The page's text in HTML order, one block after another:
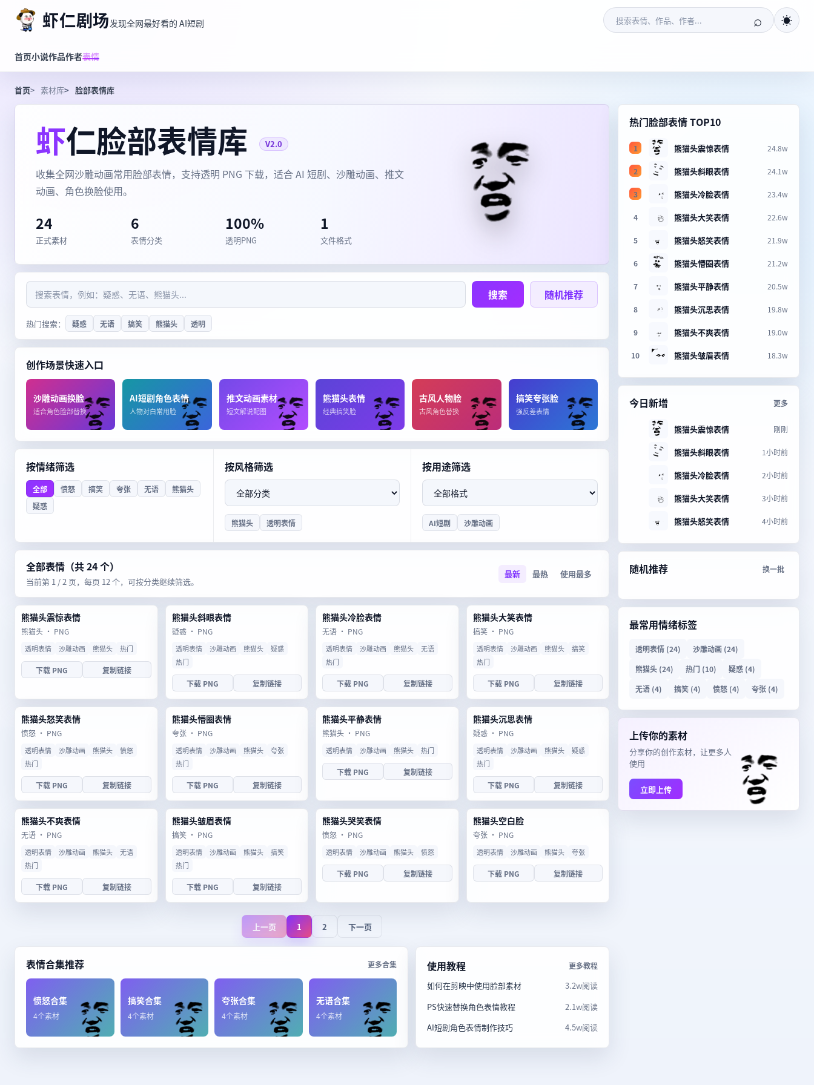
虾仁剧场发现全网最好看的 AI短剧
首页小说作品作者表情
⌕ ☀
首页 素材库 脸部表情库
虾仁脸部表情库 V2.0
收集全网沙雕动画常用脸部表情，支持透明 PNG 下载，适合 AI 短剧、沙雕动画、推文
动画、角色换脸使用。
24
正式素材
6
表情分类
100%
透明PNG
1
文件格式
搜
索
表
情
搜索 随机推荐
热门搜索： 疑惑 无语 搞笑 熊猫头 透明
创作场景快速入口
沙雕动画换脸
适合角色脸部替换
AI短剧角色表情
人物对白常用脸
推文动画素材
短文解说配图
熊猫头表情
经典搞笑脸
古风人物脸
古风角色替换
搞笑夸张脸
强反差表情
按情绪筛选
全部 愤怒 搞笑 夸张 无语
熊猫头
疑惑
按风格筛选
分
类
熊猫头 透明表情
按用途筛选
格
式
AI短剧 沙雕动画
全部表情（共 24 个）
当前第 1 / 2 页，每页 12 个，可按分类继续筛选。
最新 最热 使用最多
熊猫头震惊表情
熊猫头 · PNG
透明表情 沙雕动画 熊猫头 热门
下载 PNG 复制链接
熊猫头斜眼表情
疑惑 · PNG
透明表情 沙雕动画 熊猫头
疑惑
热门
下载 PNG 复制链接
熊猫头冷脸表情
无语 · PNG
透明表情 沙雕动画 熊猫头
无语
热门
下载 PNG 复制链接
熊猫头大笑表情
搞笑 · PNG
透明表情 沙雕动画 熊猫头
搞笑
热门
下载 PNG 复制链接
熊猫头怒笑表情
愤怒 · PNG
透明表情 沙雕动画 熊猫头
愤怒
热门
下载 PNG 复制链接
熊猫头懵圈表情
夸张 · PNG
透明表情 沙雕动画 熊猫头
夸张
热门
下载 PNG 复制链接
熊猫头平静表情
熊猫头 · PNG
透明表情 沙雕动画 熊猫头 热门
下载 PNG 复制链接
熊猫头沉思表情
疑惑 · PNG
透明表情 沙雕动画 熊猫头
疑惑
热门
下载 PNG 复制链接
熊猫头不爽表情
无语 · PNG
透明表情 沙雕动画 熊猫头
无语
热门
下载 PNG 复制链接
熊猫头皱眉表情
搞笑 · PNG
透明表情 沙雕动画 熊猫头
搞笑
热门
下载 PNG 复制链接
熊猫头哭笑表情
愤怒 · PNG
透明表情 沙雕动画 熊猫头 愤怒
下载 PNG 复制链接
熊猫头空白脸
夸张 · PNG
透明表情 沙雕动画 熊猫头 夸张
下载 PNG 复制链接
上一页 1 2 下一页
表情合集推荐 更多合集
愤怒合集
4个素材
搞笑合集
4个素材
夸张合集
4个素材
无语合集
4个素材
使用教程 更多教程
如何在剪映中使用脸部素材
3.2w阅读
PS快速替换角色表情教程
2.1w阅读
AI短剧角色表情制作技巧
4.5w阅读
热门脸部表情 TOP10
1 熊猫头震惊表情 24.8w
2 熊猫头斜眼表情 24.1w
3 熊猫头冷脸表情 23.4w
4 熊猫头大笑表情 22.6w
5 熊猫头怒笑表情 21.9w
6 熊猫头懵圈表情 21.2w
7 熊猫头平静表情 20.5w
8 熊猫头沉思表情 19.8w
9 熊猫头不爽表情 19.0w
10 熊猫头皱眉表情 18.3w
今日新增 更多
熊猫头震惊表情 刚刚
熊猫头斜眼表情 1小时前
熊猫头冷脸表情 2小时前
熊猫头大笑表情 3小时前
熊猫头怒笑表情 4小时前
随机推荐 换一批
最常用情绪标签
透明表情 (24)
沙雕动画 (24)
熊猫头 (24)
热门 (10)
疑惑 (4)
无语 (4)
搞笑 (4) 愤怒 (4) 夸张 (4)
上传你的素材
分享你的创作素材，让更多人
使用
立即上传